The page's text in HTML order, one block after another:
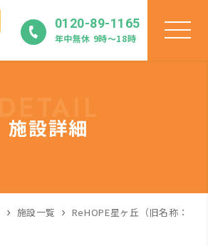
0120-89-1165
年中無休 9時〜18時
施設詳細
施設一覧
ReHOPE星ヶ丘（旧名称：